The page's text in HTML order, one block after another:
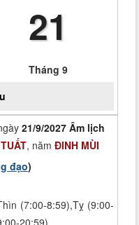
21
Tháng 9
21/9/2027 Âm lịch
, năm ĐINH MÙI
đạo)
(7:00-8:59),Tỵ (9:00-
20:59)